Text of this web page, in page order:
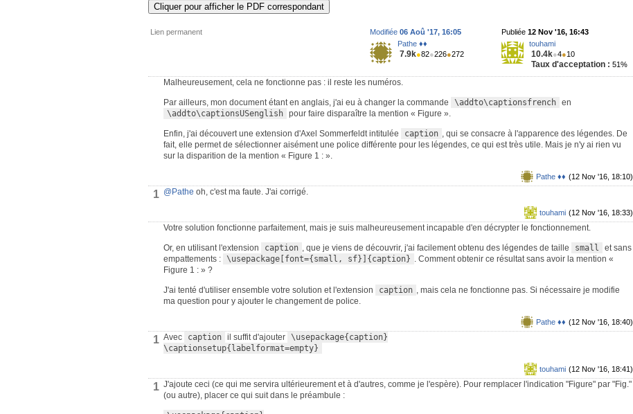
Cliquer pour afficher le PDF correspondant
Lien permanent Publiée 12 Nov '16, 16:43
touhami
10.4k●4●10
Taux d'acceptation : 51%
Modifiée 06 Aoû '17, 16:05
Pathe ♦♦
7.9k●82●226●272
Malheureusement, cela ne fonctionne pas : il reste les numéros.
Par ailleurs, mon document étant en anglais, j'ai eu à changer la commande \addto\captionsfrench en
\addto\captionsUSenglish pour faire disparaître la mention « Figure ».
Enfin, j'ai découvert une extension d'Axel Sommerfeldt intitulée caption , qui se consacre à l'apparence des légendes. De
fait, elle permet de sélectionner aisément une police différente pour les légendes, ce qui est très utile. Mais je n'y ai rien vu
sur la disparition de la mention « Figure 1 : ».
(12 Nov '16, 18:10)
Pathe ♦♦
1 @Pathe oh, c'est ma faute. J'ai corrigé.
(12 Nov '16, 18:33)
touhami
Votre solution fonctionne parfaitement, mais je suis malheureusement incapable d'en décrypter le fonctionnement.
Or, en utilisant l'extension caption , que je viens de découvrir, j'ai facilement obtenu des légendes de taille small
et sans
empattements : \usepackage[font={small, sf}]{caption} . Comment obtenir ce résultat sans avoir la mention «
Figure 1 : » ?
J'ai tenté d'utiliser ensemble votre solution et l'extension caption , mais cela ne fonctionne pas. Si nécessaire je modifie
ma question pour y ajouter le changement de police.
(12 Nov '16, 18:40)
Pathe ♦♦
1 Avec caption il suffit d'ajouter \usepackage{caption}
\captionsetup{labelformat=empty}
(12 Nov '16, 18:41)
touhami
1 J'ajoute ceci (ce qui me servira ultérieurement et à d'autres, comme je l'espère). Pour remplacer l'indication "Figure" par "Fig."
(ou autre), placer ce qui suit dans le préambule :